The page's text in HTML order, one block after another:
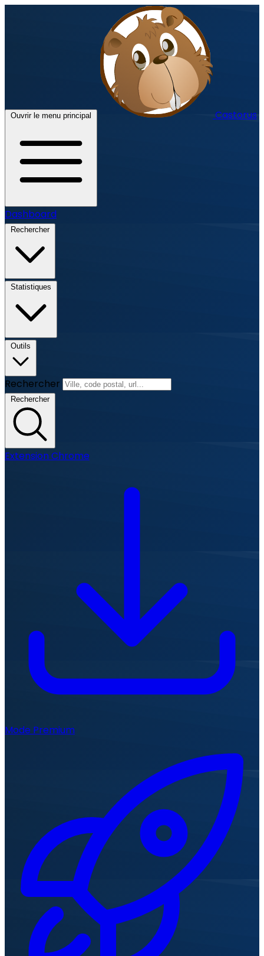
Ouvrir le menu principal Castorus
Dashboard
Rechercher
Statistiques
Outils
Rechercher
Rechercher
Extension Chrome
Mode Premium